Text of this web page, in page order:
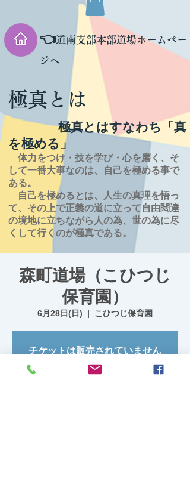
👈道南支部本部道場ホームペー
ジへ
極真とは
極真とはすなわち「真
を極める」
体力をつけ・技を学び・心を磨く、そ
して一番大事なのは、自己を極める事で
ある。
自己を極めるとは、
人生の真理を悟っ
て、その上で正義の道に立って自由闊達
の境地に立ちながら人の為、世の為に尽
くして行くのが極真である。
森町道場（こひつじ
保育園）
6月28日(日)
  |
こひつじ保育園
チケットは販売されていません
他のイベントを見る